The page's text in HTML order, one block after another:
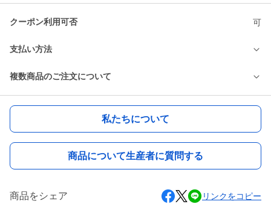
クーポン利用可否 可
支払い方法
複数商品のご注文について
私たちについて
商品について生産者に質問する
商品をシェア リンクをコピー